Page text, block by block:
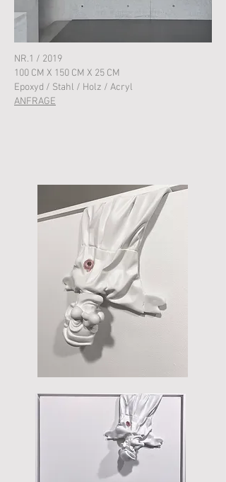
NR.1 / 2019
100 CM X 150 CM X 25 CM
Epoxyd / Stahl / Holz / Acryl
ANFRAGE